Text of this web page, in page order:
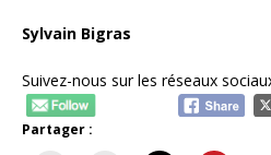
Sylvain Bigras
Suivez-nous sur les réseaux
Partager :